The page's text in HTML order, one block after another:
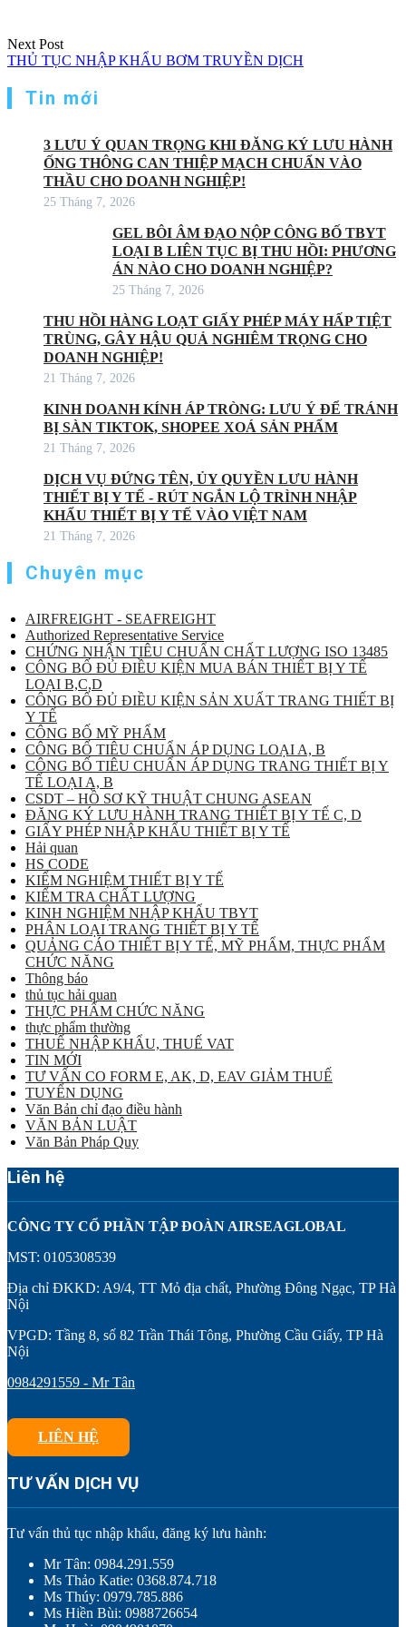
Next Post
THỦ TỤC NHẬP KHẨU BƠM TRUYỀN DỊCH
Tin mới
3 LƯU Ý QUAN TRỌNG KHI ĐĂNG KÝ LƯU HÀNH
ỐNG THÔNG CAN THIỆP MẠCH CHUẨN VÀO
THẦU CHO DOANH NGHIỆP!
25 Tháng 7, 2026
GEL BÔI ÂM ĐẠO NỘP CÔNG BỐ TBYT
LOẠI B LIÊN TỤC BỊ THU HỒI: PHƯƠNG
ÁN NÀO CHO DOANH NGHIỆP?
25 Tháng 7, 2026
THU HỒI HÀNG LOẠT GIẤY PHÉP MÁY HẤP TIỆT
TRÙNG, GÂY HẬU QUẢ NGHIÊM TRỌNG CHO
DOANH NGHIỆP!
21 Tháng 7, 2026
KINH DOANH KÍNH ÁP TRÒNG: LƯU Ý ĐỂ TRÁNH
BỊ SÀN TIKTOK, SHOPEE XOÁ SẢN PHẨM
21 Tháng 7, 2026
DỊCH VỤ ĐỨNG TÊN, ỦY QUYỀN LƯU HÀNH
THIẾT BỊ Y TẾ - RÚT NGẮN LỘ TRÌNH NHẬP
KHẨU THIẾT BỊ Y TẾ VÀO VIỆT NAM
21 Tháng 7, 2026
Chuyên mục
AIRFREIGHT - SEAFREIGHT
Authorized Representative Service
CHỨNG NHẬN TIÊU CHUẨN CHẤT LƯỢNG ISO 13485
CÔNG BỐ ĐỦ ĐIỀU KIỆN MUA BÁN THIẾT BỊ Y TẾ
LOẠI B,C,D
CÔNG BỐ ĐỦ ĐIỀU KIỆN SẢN XUẤT TRANG THIẾT BỊ
Y TẾ
CÔNG BỐ MỸ PHẨM
CÔNG BỐ TIÊU CHUẨN ÁP DỤNG LOẠI A, B
CÔNG BỐ TIÊU CHUẨN ÁP DỤNG TRANG THIẾT BỊ Y
TẾ LOẠI A, B
CSDT – HỒ SƠ KỸ THUẬT CHUNG ASEAN
ĐĂNG KÝ LƯU HÀNH TRANG THIẾT BỊ Y TẾ C, D
GIẤY PHÉP NHẬP KHẨU THIẾT BỊ Y TẾ
Hải quan
HS CODE
KIỂM NGHIỆM THIẾT BỊ Y TẾ
KIỂM TRA CHẤT LƯỢNG
KINH NGHIỆM NHẬP KHẨU TBYT
PHÂN LOẠI TRANG THIẾT BỊ Y TẾ
QUẢNG CÁO THIẾT BỊ Y TẾ, MỸ PHẨM, THỰC PHẨM
CHỨC NĂNG
Thông báo
thủ tục hải quan
THỰC PHẨM CHỨC NĂNG
thực phẩm thường
THUẾ NHẬP KHẨU, THUẾ VAT
TIN MỚI
TƯ VẤN CO FORM E, AK, D, EAV GIẢM THUẾ
TUYỂN DỤNG
Văn Bản chỉ đạo điều hành
VĂN BẢN LUẬT
Văn Bản Pháp Quy
Liên hệ
CÔNG TY CỔ PHẦN TẬP ĐOÀN AIRSEAGLOBAL
MST: 0105308539
Địa chỉ ĐKKD: A9/4, TT Mỏ địa chất, Phường Đông Ngạc, TP Hà
Nội
VPGD: Tầng 8, số 82 Trần Thái Tông, Phường Cầu Giấy, TP Hà
Nội
0984291559 - Mr Tân
LIÊN HỆ
TƯ VẤN DỊCH VỤ
Tư vấn thủ tục nhập khẩu, đăng ký lưu hành:
Mr Tân: 0984.291.559
Ms Thảo Katie: 0368.874.718
Ms Thúy: 0979.785.886
Ms Hiền Bùi: 0988726654